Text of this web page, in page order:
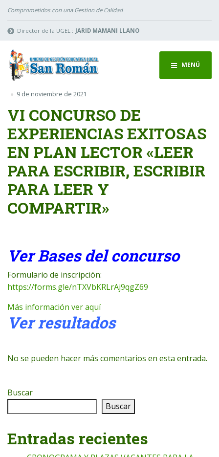
Comprometidos con una Gestion de Calidad
Director de la UGEL : JARID MAMANI LLANO
MENÚ
9 de noviembre de 2021
VI CONCURSO DE
EXPERIENCIAS EXITOSAS
EN PLAN LECTOR «LEER
PARA ESCRIBIR, ESCRIBIR
PARA LEER Y
COMPARTIR»
Ver Bases del concurso
Formulario de inscripción:
https://forms.gle/nTXVbKRLrAj9qgZ69
Más información ver aquí
Ver resultados
No se pueden hacer más comentarios en esta entrada.
Buscar
Buscar
Entradas recientes